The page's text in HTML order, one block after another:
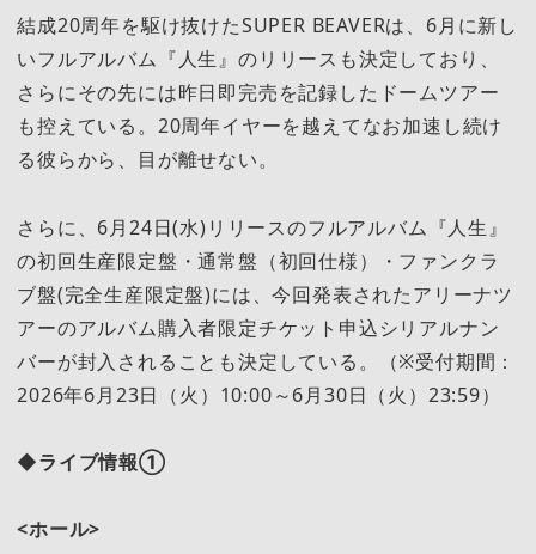
結成20周年を駆け抜けたSUPER BEAVERは、6月に新し
いフルアルバム『人生』のリリースも決定しており、
さらにその先には昨日即完売を記録したドームツアー
も控えている。20周年イヤーを越えてなお加速し続け
る彼らから、目が離せない。
さらに、6月24日(水)リリースのフルアルバム『人生』
の初回生産限定盤・通常盤（初回仕様）・ファンクラ
ブ盤(完全生産限定盤)には、今回発表されたアリーナツ
アーのアルバム購入者限定チケット申込シリアルナン
バーが封入されることも決定している。（※受付期間：
2026年6月23日（火）10:00～6月30日（火）23:59）
◆ライブ情報①
<ホール>